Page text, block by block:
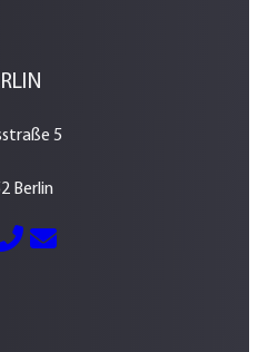
5
Berlin
030 – 700 800 760